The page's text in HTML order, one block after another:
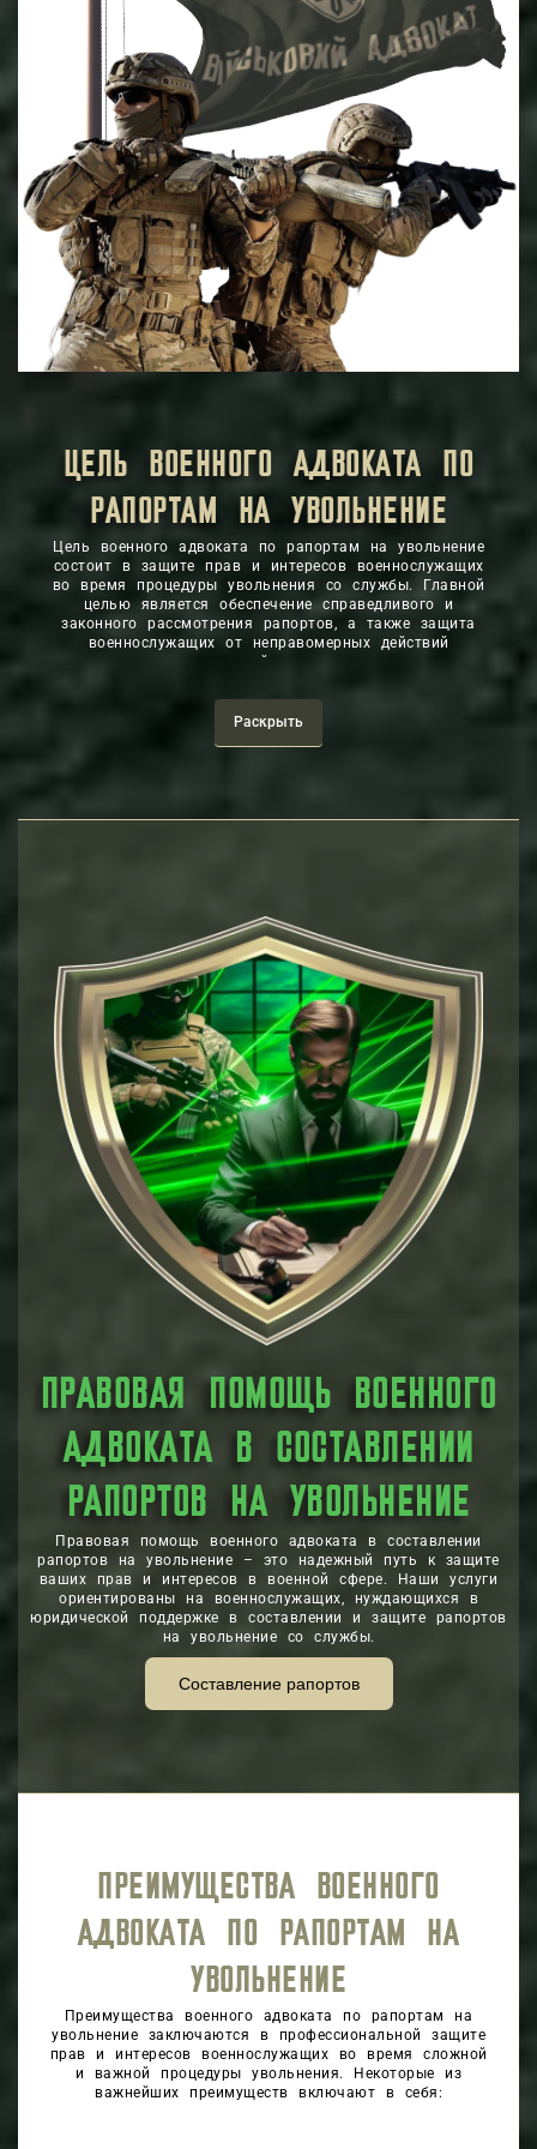
ЦЕЛЬ ВОЕННОГО АДВОКАТА ПО
РАПОРТАМ НА УВОЛЬНЕНИЕ
Цель военного адвоката по рапортам на увольнение
состоит в защите прав и интересов военнослужащих
во время процедуры увольнения со службы. Главной
целью является обеспечение справедливого и
законного рассмотрения рапортов, а также защита
военнослужащих от неправомерных действий
руководства или нарушений прав во время процедуры
Конкретные цели военного по рапортам на увольнение
адвоката могут включать:
правовых актов.
Помощь в разрешении любых споров или
конфликтных ситуаций, которые могут возникнуть
при процедуре увольнения.
Защита от неправомерных действий или
дискриминации со стороны командования или других
должностных лиц.
Максимизация шансов успешного разрешения дела и
обеспечения справедливого решения с позиции
законности и справедливости.
Военный адвокат по рапортам на увольнение
отстаивает интересы своих клиентов и помогает им
получить справедливое решение в важном вопросе об
их будущем и карьерных возможностях.
Раскрыть
ПРАВОВАЯ ПОМОЩЬ ВОЕННОГО
АДВОКАТА В СОСТАВЛЕНИИ
РАПОРТОВ НА УВОЛЬНЕНИЕ
Правовая помощь военного адвоката в составлении
рапортов на увольнение – это надежный путь к защите
ваших прав и интересов в военной сфере. Наши услуги
ориентированы на военнослужащих, нуждающихся в
юридической поддержке в составлении и защите рапортов
на увольнение со службы.
Составление рапортов
ПРЕИМУЩЕСТВА ВОЕННОГО
АДВОКАТА ПО РАПОРТАМ НА
УВОЛЬНЕНИЕ
Преимущества военного адвоката по рапортам на
увольнение заключаются в профессиональной защите
прав и интересов военнослужащих во время сложной
и важной процедуры увольнения. Некоторые из
важнейших преимуществ включают в себя: